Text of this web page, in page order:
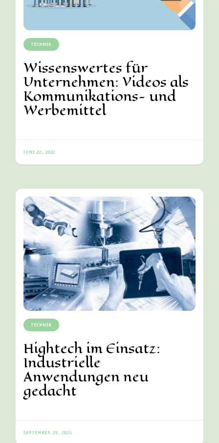
TECHNIK
Wissenswertes für
Unternehmen: Videos als
Kommunikations- und
Werbemittel
JUNI 22, 2022
TECHNIK
Hightech im Einsatz:
Industrielle
Anwendungen neu
gedacht
SEPTEMBER 29, 2025